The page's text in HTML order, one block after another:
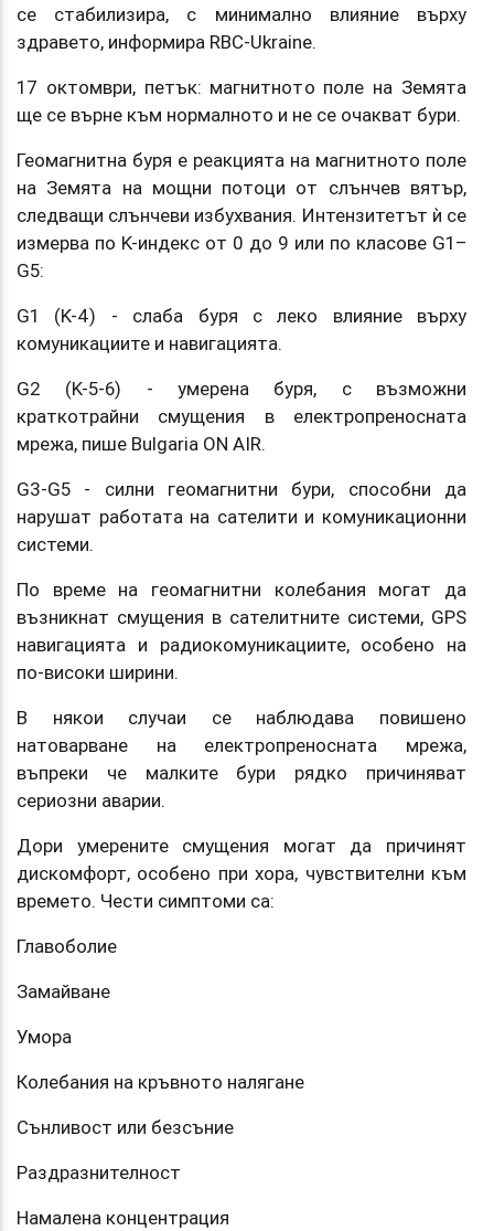
се стабилизира, с минимално влияние върху
здравето, информира RBC-Ukraine.
17 октомври, петък: магнитното поле на Земята
ще се върне към нормалното и не се очакват бури.
Геомагнитна буря е реакцията на магнитното поле
на Земята на мощни потоци от слънчев вятър,
следващи слънчеви избухвания. Интензитетът ѝ се
измерва по K-индекс от 0 до 9 или по класове G1–
G5:
G1 (K-4) - слаба буря с леко влияние върху
комуникациите и навигацията.
G2 (K-5-6) - умерена буря, с възможни
краткотрайни смущения в електропреносната
мрежа, пише Bulgaria ON AIR.
G3-G5 - силни геомагнитни бури, способни да
нарушат работата на сателити и комуникационни
системи.
По време на геомагнитни колебания могат да
възникнат смущения в сателитните системи, GPS
навигацията и радиокомуникациите, особено на
по-високи ширини.
В някои случаи се наблюдава повишено
натоварване на електропреносната мрежа,
въпреки че малките бури рядко причиняват
сериозни аварии.
Дори умерените смущения могат да причинят
дискомфорт, особено при хора, чувствителни към
времето. Чести симптоми са:
Главоболие
Замайване
Умора
Колебания на кръвното налягане
Сънливост или безсъние
Раздразнителност
Намалена концентрация